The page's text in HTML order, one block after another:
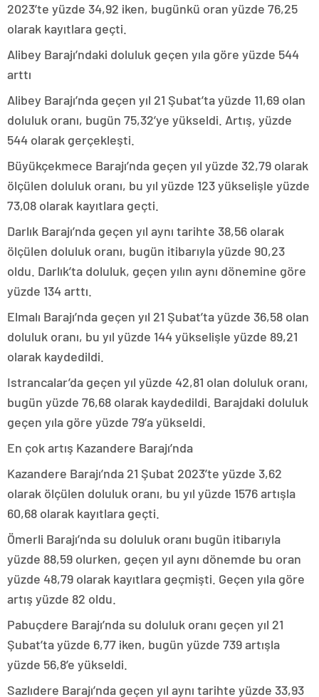
2023’te yüzde 34,92 iken, bugünkü oran yüzde 76,25
olarak kayıtlara geçti.
Alibey Barajı’ndaki doluluk geçen yıla göre yüzde 544
arttı
Alibey Barajı’nda geçen yıl 21 Şubat’ta yüzde 11,69 olan
doluluk oranı, bugün 75,32’ye yükseldi. Artış, yüzde
544 olarak gerçekleşti.
Büyükçekmece Barajı’nda geçen yıl yüzde 32,79 olarak
ölçülen doluluk oranı, bu yıl yüzde 123 yükselişle yüzde
73,08 olarak kayıtlara geçti.
Darlık Barajı’nda geçen yıl aynı tarihte 38,56 olarak
ölçülen doluluk oranı, bugün itibarıyla yüzde 90,23
oldu. Darlık’ta doluluk, geçen yılın aynı dönemine göre
yüzde 134 arttı.
Elmalı Barajı’nda geçen yıl 21 Şubat’ta yüzde 36,58 olan
doluluk oranı, bu yıl yüzde 144 yükselişle yüzde 89,21
olarak kaydedildi.
Istrancalar’da geçen yıl yüzde 42,81 olan doluluk oranı,
bugün yüzde 76,68 olarak kaydedildi. Barajdaki doluluk
geçen yıla göre yüzde 79’a yükseldi.
En çok artış Kazandere Barajı’nda
Kazandere Barajı’nda 21 Şubat 2023’te yüzde 3,62
olarak ölçülen doluluk oranı, bu yıl yüzde 1576 artışla
60,68 olarak kayıtlara geçti.
Ömerli Barajı’nda su doluluk oranı bugün itibarıyla
yüzde 88,59 olurken, geçen yıl aynı dönemde bu oran
yüzde 48,79 olarak kayıtlara geçmişti. Geçen yıla göre
artış yüzde 82 oldu.
Pabuçdere Barajı’nda su doluluk oranı geçen yıl 21
Şubat’ta yüzde 6,77 iken, bugün yüzde 739 artışla
yüzde 56,8’e yükseldi.
Sazlıdere Barajı’nda geçen yıl aynı tarihte yüzde 33,93